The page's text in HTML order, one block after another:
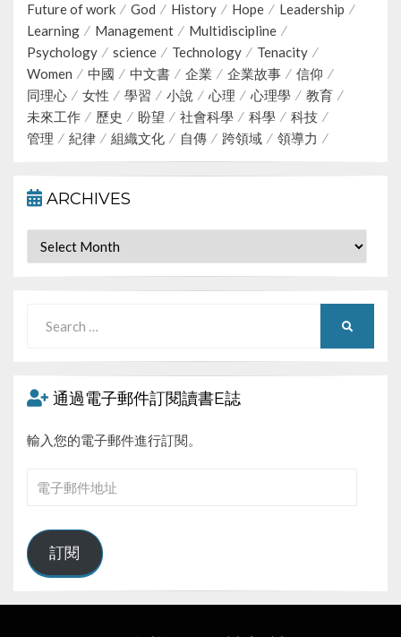
Future of work
God History Hope
Leadership
Learning
Management
Multidiscipline
Psychology
science Technology
Tenacity
Women
中國 中文書 企業 企業故事
信仰
同理心
女性 學習 小說 心理 心理學
教育
未來工作
歷史 盼望 社會科學 科學
科技
管理
紀律 組織文化 自傳 跨領域 領導力
ARCHIVES
Archives
for:
通過電子郵件訂閱讀書E誌
輸入您的電子郵件進行訂閱。
件
地
訂閱